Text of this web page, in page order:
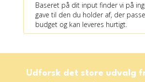
Baseret på dit input finder vi på
gave til den du holder af, der
budget og kan leveres hurtigt.
Udforsk det store udvalg